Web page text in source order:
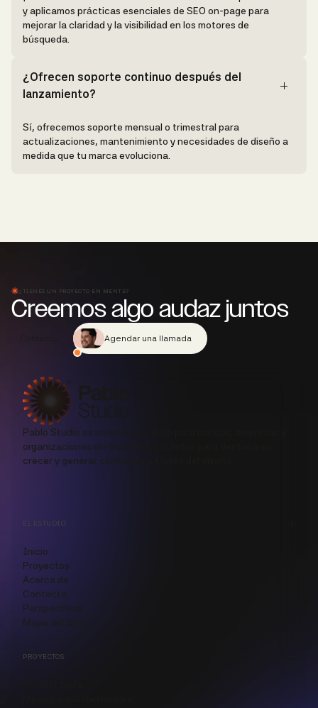
y aplicamos prácticas esenciales de SEO on-page para
mejorar la claridad y la visibilidad en los motores de
búsqueda.
¿Ofrecen soporte continuo después del
lanzamiento?
Sí, ofrecemos soporte mensual o trimestral para
actualizaciones, mantenimiento y necesidades de diseño a
medida que tu marca evoluciona.
¿TIENES UN PROYECTO EN MENTE?
Creemos algo audaz juntos
Agendar una llamada
Pablo Studio es un socio creativo para marcas, empresas y
organizaciones sin fines de lucro listas para destacarse,
crecer y generar confianza a través del diseño.
EL ESTUDIO
Inicio
Proyectos
Acerca de
Contacto
Perspectivas
Mapa del Sitio
PROYECTOS